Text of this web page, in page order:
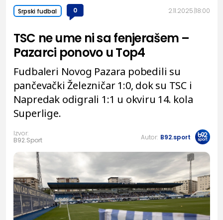
Srpski fudbal 0 2.11.2025. 18:00
TSC ne ume ni sa fenjerašem –
Pazarci ponovo u Top4
Fudbaleri Novog Pazara pobedili su
pančevački Železničar 1:0, dok su TSC i
Napredak odigrali 1:1 u okviru 14. kola
Superlige.
Izvor:
B92.Sport
Autor: B92.sport